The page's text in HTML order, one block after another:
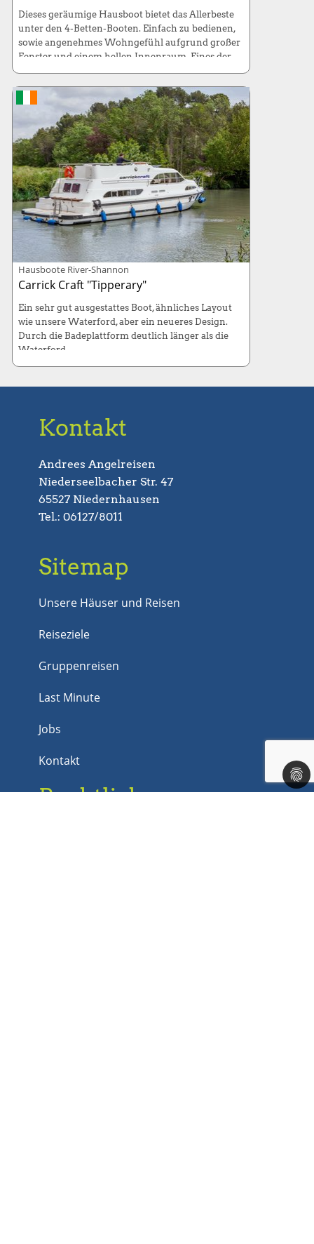
Dieses geräumige Hausboot bietet das Allerbeste
unter den 4-Betten-Booten. Einfach zu bedienen,
sowie angenehmes Wohngefühl aufgrund großer
Fenster und einem hellen Innenraum. Eines der
beliebtesten Boote.
Liegeplatz:
Banagher, Carrick on Shannon,
Bellanaleck
Maße:10,4 x 3,8 Meter
Betten:4+2 Betten
Hausboote River-Shannon
Carrick Craft "Tipperary"
Ein sehr gut ausgestattes Boot, ähnliches Layout
wie unsere Waterford, aber ein neueres Design.
Durch die Badeplattform deutlich länger als die
Waterford.
Betten: 6Betten
Kontakt
Andrees Angelreisen
Niederseelbacher Str. 47
65527 Niedernhausen
Tel.: 06127/8011
Sitemap
Unsere Häuser und Reisen
Reiseziele
Gruppenreisen
Last Minute
Jobs
Kontakt
Rechtliches